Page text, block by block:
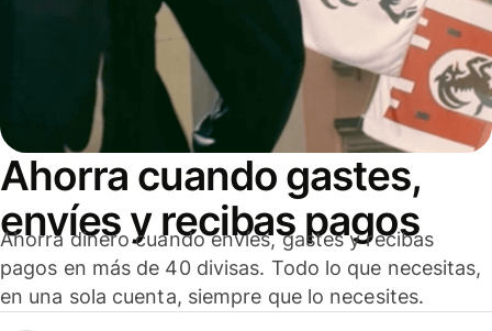
Ahorra cuando gastes,
envíes y recibas pagos
Ahorra dinero cuando envíes, gastes y recibas
pagos en más de 40 divisas. Todo lo que necesitas,
en una sola cuenta, siempre que lo necesites.